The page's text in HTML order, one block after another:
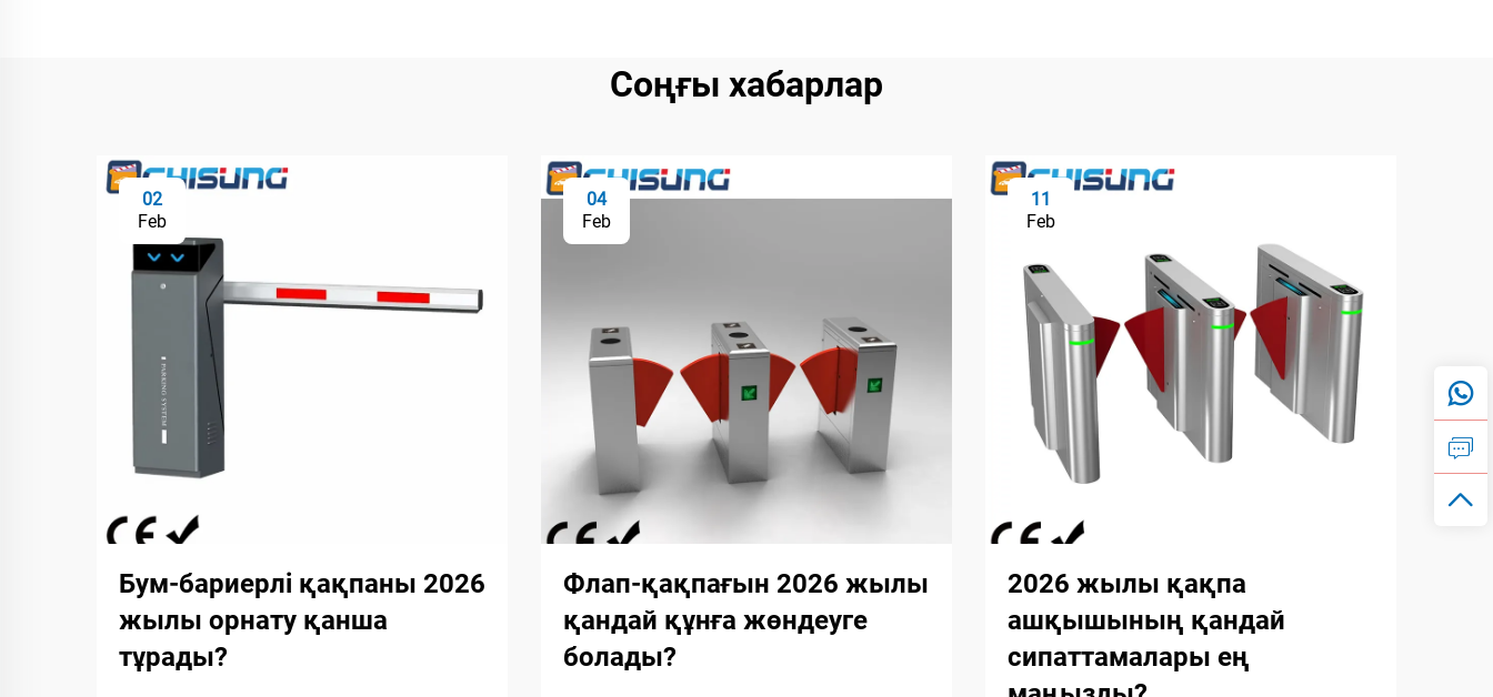
Соңғы хабарлар
02
Feb
Бум-бариерлі қақпаны 2026
жылы орнату қанша
тұрады?
04
Feb
Флап-қақпағын 2026 жылы
қандай құнға жөндеуге
болады?
11
Feb
2026 жылы қақпа
ашқышының қандай
сипаттамалары ең